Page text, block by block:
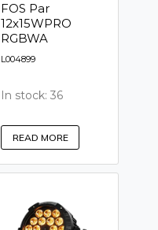
FOS Par
12x15WPRO
RGBWA
L004899
In stock: 36
READ MORE